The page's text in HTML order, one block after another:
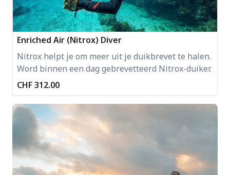
Enriched Air (Nitrox) Diver
Nitrox helpt je om meer uit je duikbrevet te halen.
Word binnen een dag gebrevetteerd Nitrox-duiker.
CHF 312.00